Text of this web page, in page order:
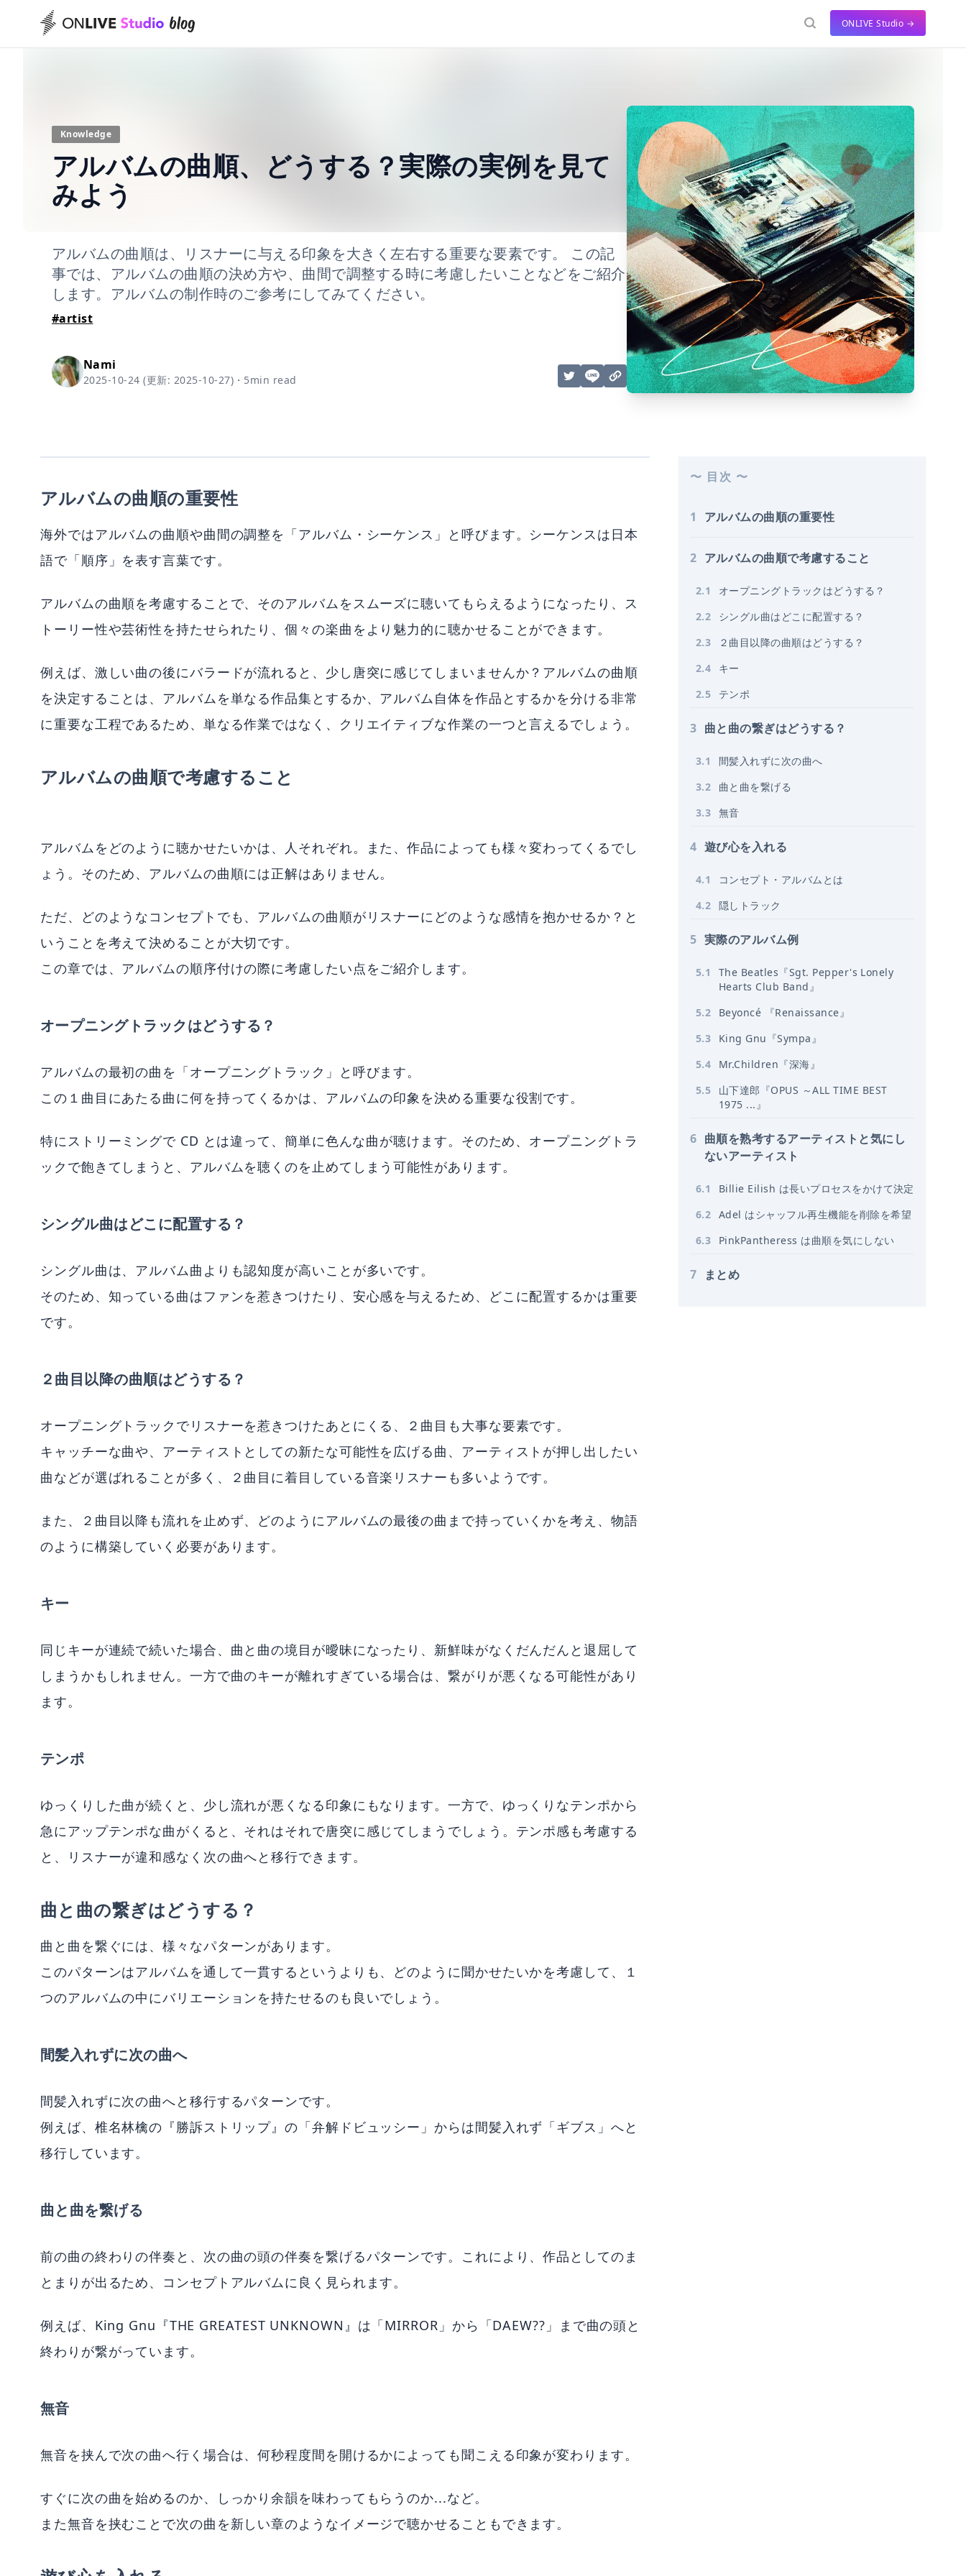
ONLIVE Studio →
Knowledge
アルバムの曲順、どうする？実際の実例を見て
みよう
アルバムの曲順は、リスナーに与える印象を大きく左右する重要な要素です。 この記
事では、アルバムの曲順の決め方や、曲間で調整する時に考慮したいことなどをご紹介
します。アルバムの制作時のご参考にしてみてください。
#artist
Nami
2025-10-24 (更新: 2025-10-27) ・ 5min read
〜 目次 〜
1 アルバムの曲順の重要性
2 アルバムの曲順で考慮すること
2.1
オープニングトラックはどうする？
2.2
シングル曲はどこに配置する？
2.3
２曲目以降の曲順はどうする？
2.4
キー
2.5 テンポ
3 曲と曲の繋ぎはどうする？
3.1
間髪入れずに次の曲へ
3.2
曲と曲を繋げる
3.3 無音
4 遊び心を入れる
4.1
コンセプト・アルバムとは
4.2 隠しトラック
5 実際のアルバム例
5.1
The Beatles『Sgt. Pepper's Lonely
Hearts Club Band』
5.2
Beyoncé 『Renaissance』
5.3
King Gnu『Sympa』
5.4
Mr.Children『深海』
5.5
山下達郎『OPUS ～ALL TIME BEST
1975 ...』
6 曲順を熟考するアーティストと気にし
ないアーティスト
6.1
Billie Eilish は長いプロセスをかけて決定
6.2 Adel はシャッフル再生機能を削除を希望
6.3 PinkPantheress は曲順を気にしない
7 まとめ
アルバムの曲順の重要性
海外ではアルバムの曲順や曲間の調整を「アルバム・シーケンス」と呼びます。シーケンスは日本
語で「順序」を表す言葉です。
アルバムの曲順を考慮することで、そのアルバムをスムーズに聴いてもらえるようになったり、ス
トーリー性や芸術性を持たせられたり、個々の楽曲をより魅力的に聴かせることができます。
例えば、激しい曲の後にバラードが流れると、少し唐突に感じてしまいませんか？アルバムの曲順
を決定することは、アルバムを単なる作品集とするか、アルバム自体を作品とするかを分ける非常
に重要な工程であるため、単なる作業ではなく、クリエイティブな作業の一つと言えるでしょう。
アルバムの曲順で考慮すること
アルバムをどのように聴かせたいかは、人それぞれ。また、作品によっても様々変わってくるでし
ょう。そのため、アルバムの曲順には正解はありません。
ただ、どのようなコンセプトでも、アルバムの曲順がリスナーにどのような感情を抱かせるか？と
いうことを考えて決めることが大切です。
この章では、アルバムの順序付けの際に考慮したい点をご紹介します。
オープニングトラックはどうする？
アルバムの最初の曲を「オープニングトラック」と呼びます。
この１曲目にあたる曲に何を持ってくるかは、アルバムの印象を決める重要な役割です。
特にストリーミングで CD とは違って、簡単に色んな曲が聴けます。そのため、オープニングトラ
ックで飽きてしまうと、アルバムを聴くのを止めてしまう可能性があります。
シングル曲はどこに配置する？
シングル曲は、アルバム曲よりも認知度が高いことが多いです。
そのため、知っている曲はファンを惹きつけたり、安心感を与えるため、どこに配置するかは重要
です。
２曲目以降の曲順はどうする？
オープニングトラックでリスナーを惹きつけたあとにくる、２曲目も大事な要素です。
キャッチーな曲や、アーティストとしての新たな可能性を広げる曲、アーティストが押し出したい
曲などが選ばれることが多く、２曲目に着目している音楽リスナーも多いようです。
また、２曲目以降も流れを止めず、どのようにアルバムの最後の曲まで持っていくかを考え、物語
のように構築していく必要があります。
キー
同じキーが連続で続いた場合、曲と曲の境目が曖昧になったり、新鮮味がなくだんだんと退屈して
しまうかもしれません。一方で曲のキーが離れすぎている場合は、繋がりが悪くなる可能性があり
ます。
テンポ
ゆっくりした曲が続くと、少し流れが悪くなる印象にもなります。一方で、ゆっくりなテンポから
急にアップテンポな曲がくると、それはそれで唐突に感じてしまうでしょう。テンポ感も考慮する
と、リスナーが違和感なく次の曲へと移行できます。
曲と曲の繋ぎはどうする？
曲と曲を繋ぐには、様々なパターンがあります。
このパターンはアルバムを通して一貫するというよりも、どのように聞かせたいかを考慮して、１
つのアルバムの中にバリエーションを持たせるのも良いでしょう。
間髪入れずに次の曲へ
間髪入れずに次の曲へと移行するパターンです。
例えば、椎名林檎の『勝訴ストリップ』の「弁解ドビュッシー」からは間髪入れず「ギブス」へと
移行しています。
曲と曲を繋げる
前の曲の終わりの伴奏と、次の曲の頭の伴奏を繋げるパターンです。これにより、作品としてのま
とまりが出るため、コンセプトアルバムに良く見られます。
例えば、King Gnu『THE GREATEST UNKNOWN』は「MIRROR」から「DAEW??」まで曲の頭と
終わりが繋がっています。
無音
無音を挟んで次の曲へ行く場合は、何秒程度間を開けるかによっても聞こえる印象が変わります。
すぐに次の曲を始めるのか、しっかり余韻を味わってもらうのか...など。
また無音を挟むことで次の曲を新しい章のようなイメージで聴かせることもできます。